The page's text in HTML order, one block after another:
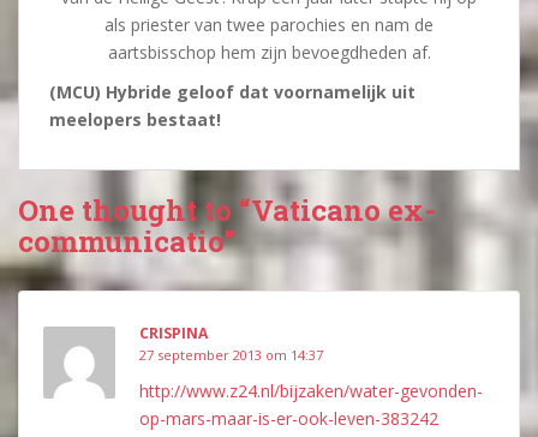
als priester van twee parochies en nam de
aartsbisschop hem zijn bevoegdheden af.
(MCU) Hybride geloof dat voornamelijk uit
meelopers bestaat!
One thought to “Vaticano ex-
communicatio”
CRISPINA
27 september 2013 om 14:37
http://www.z24.nl/bijzaken/water-gevonden-
op-mars-maar-is-er-ook-leven-383242